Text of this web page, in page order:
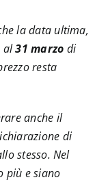
la data ultima,
al31 marzo di
resta
anche il
di
stesso. Nel
più e siano